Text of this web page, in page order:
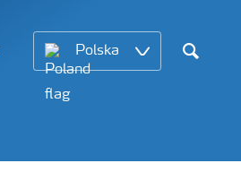
Polska
Search